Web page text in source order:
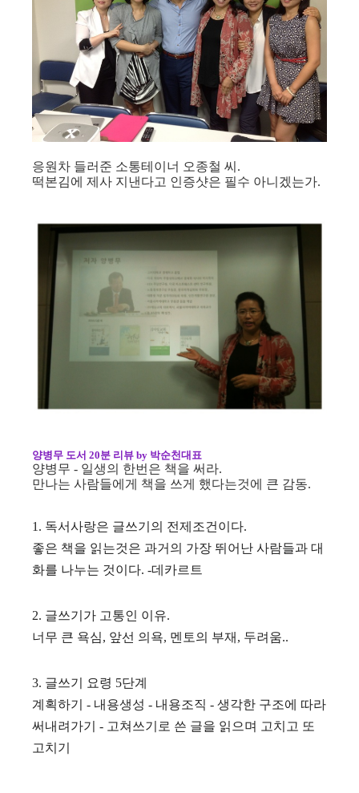
응원차 들러준 소통테이너 오종철 씨.
떡본김에 제사 지낸다고 인증샷은 필수 아니겠는가.
양병무 도서 20분 리뷰 by 박순천대표
양병무 - 일생의 한번은 책을 써라.
만나는 사람들에게 책을 쓰게 했다는것에 큰 감동.
1. 독서사랑은 글쓰기의 전제조건이다.
좋은 책을 읽는것은 과거의 가장 뛰어난 사람들과 대
화를 나누는 것이다. -데카르트
2. 글쓰기가 고통인 이유.
너무 큰 욕심, 앞선 의욕, 멘토의 부재, 두려움..
3. 글쓰기 요령 5단계
계획하기 - 내용생성 - 내용조직 - 생각한 구조에 따라
써내려가기 - 고쳐쓰기로 쓴 글을 읽으며 고치고 또
고치기